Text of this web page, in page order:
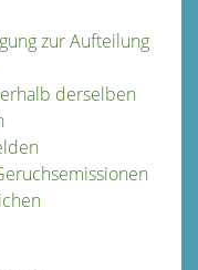
zur Aufteilung
derselben